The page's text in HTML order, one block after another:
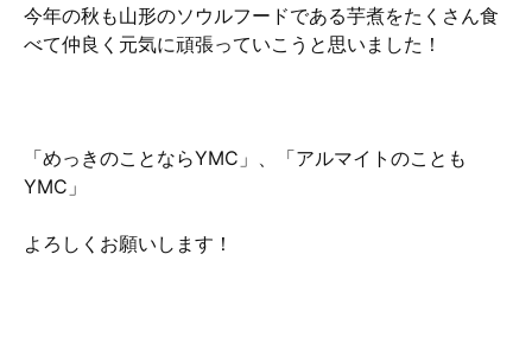
今年の秋も山形のソウルフードである芋煮をたくさん食
べて仲良く元気に頑張っていこうと思いました！
「めっきのことならYMC」、「アルマイトのことも
YMC」
よろしくお願いします！